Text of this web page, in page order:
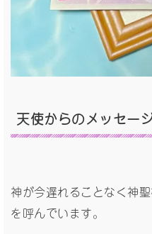
天使からのメッセー
神が今遅れることなく神
を呼んでいます。